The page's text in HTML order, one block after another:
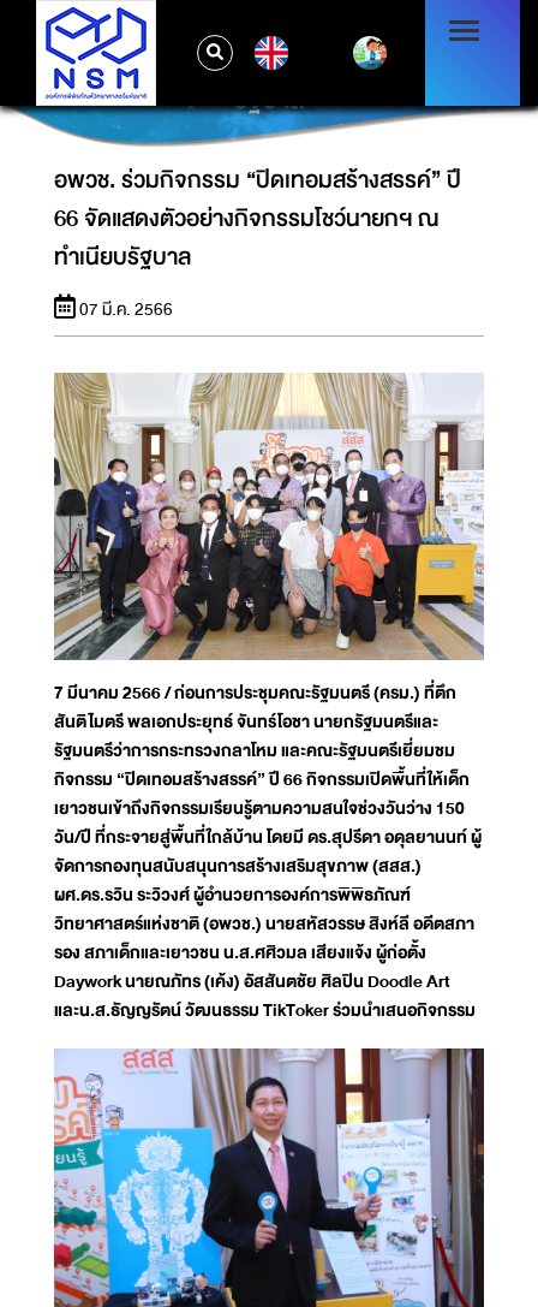
อพวช. ร่วมกิจกรรม “ปิดเทอมสร้างสรรค์” ปี 66
จัดแสดงตัวอย่างกิจกรรมโชว์นายกฯ ณ ทำเนียบ
รัฐบาล
อพวช. ร่วมกิจกรรม “ปิดเทอมสร้างสรรค์” ปี
66 จัดแสดงตัวอย่างกิจกรรมโชว์นายกฯ ณ
ทำเนียบรัฐบาล
07 มี.ค. 2566
7 มีนาคม 2566 / ก่อนการประชุมคณะรัฐมนตรี (ครม.) ที่ตึก
สันติไมตรี พลเอกประยุทธ์ จันทร์โอชา นายกรัฐมนตรีและ
รัฐมนตรีว่าการกระทรวงกลาโหม และคณะรัฐมนตรีเยี่ยมชม
กิจกรรม “ปิดเทอมสร้างสรรค์” ปี 66 กิจกรรมเปิดพื้นที่ให้เด็ก
เยาวชนเข้าถึงกิจกรรมเรียนรู้ตามความสนใจช่วงวันว่าง 150
วัน/ปี ที่กระจายสู่พื้นที่ใกล้บ้าน โดยมี ดร.สุปรีดา อดุลยานนท์ ผู้
จัดการกองทุนสนับสนุนการสร้างเสริมสุขภาพ (สสส.)
ผศ.ดร.รวิน ระวิวงศ์ ผู้อำนวยการองค์การพิพิธภัณฑ์
วิทยาศาสตร์แห่งชาติ (อพวช.) นายสหัสวรรษ สิงห์ลี อดีตสภา
รอง สภาเด็กและเยาวชน น.ส.ศศิวมล เสียงแจ้ง ผู้ก่อตั้ง
Daywork นายณภัทร (เค้ง) อัสสันตชัย ศิลปิน Doodle Art
และน.ส.ธัญญรัตน์ วัฒนธรรม TikToker ร่วมนำเสนอกิจกรรม